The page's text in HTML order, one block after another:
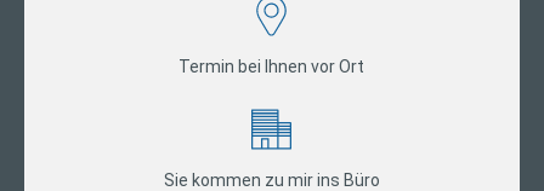
Termin bei Ihnen vor Ort
Sie kommen zu mir ins Büro